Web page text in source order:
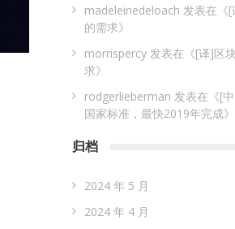
madeleinedeloach 发表在《[
的需求》
morrispercy 发表在《[译]区
求》
rodgerlieberman 发表在《[
国家标准，最快2019年完成》
归档
2024 年 5 月
2024 年 4 月